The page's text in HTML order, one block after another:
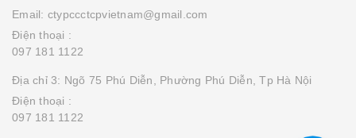
Email: ctypccctcpvietnam@gmail.com
Điện thoại :
097 181 1122
Địa chỉ 3: Ngõ 75 Phú Diễn, Phường Phú Diễn, Tp Hà Nội
Điện thoại :
097 181 1122